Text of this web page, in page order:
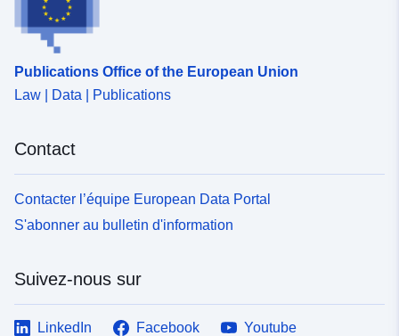
Publications Office of the European Union
Law | Data | Publications
Contact
Contacter l’équipe European Data Portal
S'abonner au bulletin d'information
Suivez-nous sur
LinkedIn Facebook
Youtube